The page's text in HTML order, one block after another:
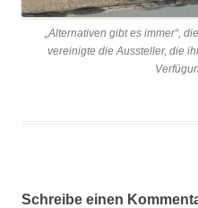
„Alternativen gibt es immer“,
vereinigte die Aussteller, die
Schreibe einen